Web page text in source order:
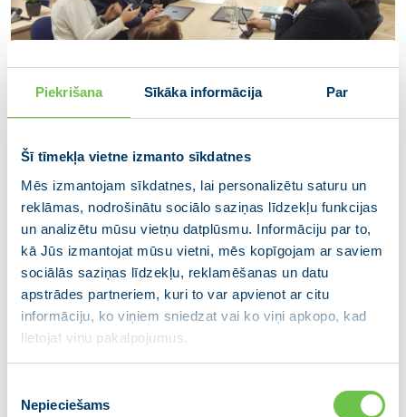
Piekrišana Sīkāka informācija Par
Šī tīmekļa vietne izmanto sīkdatnes
Mēs izmantojam sīkdatnes, lai personalizētu saturu un
reklāmas, nodrošinātu sociālo saziņas līdzekļu funkcijas
un analizētu mūsu vietņu datplūsmu. Informāciju par to,
kā Jūs izmantojat mūsu vietni, mēs kopīgojam ar saviem
sociālās saziņas līdzekļu, reklamēšanas un datu
apstrādes partneriem, kuri to var apvienot ar citu
informāciju, ko viņiem sniedzat vai ko viņi apkopo, kad
lietojat viņu pakalpojumus.
izvēle
Nepieciešams
valsts pasūtījums kvalitatīvai
žurnālistikai ir primāri risināmie
jautājumi Latvijas mediju vidē
12.11.2019
Pēc mediju grupas “All Media Baltics” paziņojuma par
LNT un TV3 ziņu dienestu apvienošanu Latvijas
mediju vide piedzīvo satricinājumu līdzīgu tam, kāds
bija pēc laikraksta “Diena” nonākšanas neskaidru